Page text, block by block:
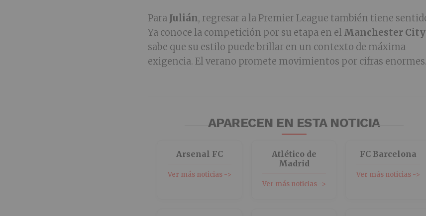
Para Julián, regresar a la Premier League también tiene
Ya conoce la competición por su etapa en el Manchester City
sabe que su estilo puede brillar en un contexto de máxima
exigencia. El verano promete movimientos por cifras enormes.
APARECEN EN ESTA NOTICIA
Arsenal FC
Ver más noticias ->
Atlético de
Madrid
Ver más noticias ->
FC Barcelona
Ver más noticias ->